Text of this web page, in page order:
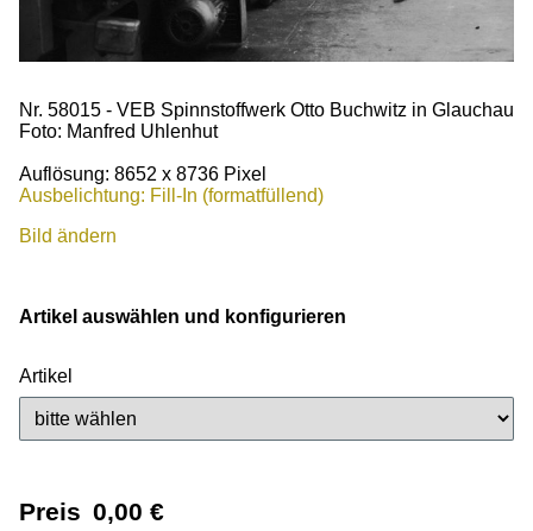
Nr. 58015 - VEB Spinnstoffwerk Otto Buchwitz in Glauchau
Foto: Manfred Uhlenhut
Auflösung: 8652 x 8736 Pixel
Ausbelichtung: Fill-In (formatfüllend)
Bild ändern
Artikel auswählen und konfigurieren
Artikel
Preis 0,00 €